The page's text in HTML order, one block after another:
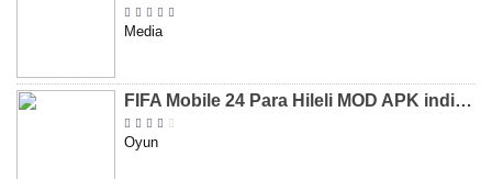
Media
FIFA Mobile 24 Para Hileli MOD APK indir [v20.1.02]
Oyun